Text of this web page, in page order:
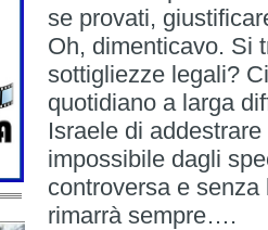
se provati,
Oh, dimenticavo. Si
sottigliezze legali?
quotidiano a larga
Israele di
impossibile dagli
controversa e
rimarrà sempre….